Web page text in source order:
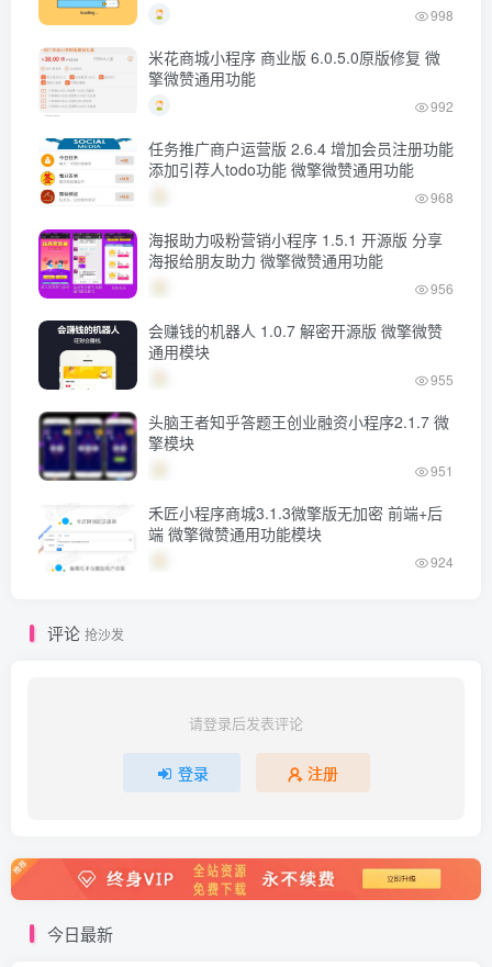
998
米花商城小程序 商业版 6.0.5.0原版修复 微
擎微赞通用功能
992
任务推广商户运营版 2.6.4 增加会员注册功能
添加引荐人todo功能 微擎微赞通用功能
968
海报助力吸粉营销小程序 1.5.1 开源版 分享
海报给朋友助力 微擎微赞通用功能
956
会赚钱的机器人 1.0.7 解密开源版 微擎微赞
通用模块
955
头脑王者知乎答题王创业融资小程序2.1.7 微
擎模块
951
禾匠小程序商城3.1.3微擎版无加密 前端+后
端 微擎微赞通用功能模块
924
评论 抢沙发
请登录后发表评论
登录 注册
今日最新